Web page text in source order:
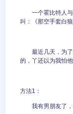
一个霍比特人
叫：《那空手套白
最近几天，为
的，丫还以为我怕
方法1：
我有男朋友了